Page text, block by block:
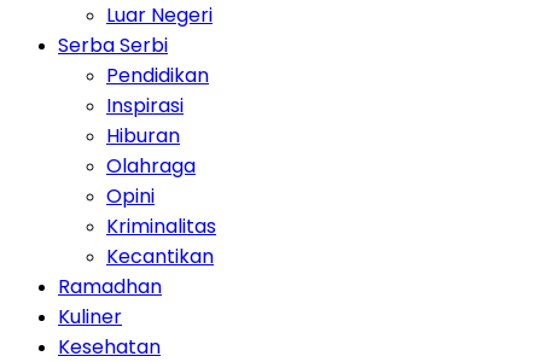
Luar Negeri
Serba Serbi
Pendidikan
Inspirasi
Hiburan
Olahraga
Opini
Kriminalitas
Kecantikan
Ramadhan
Kuliner
Kesehatan